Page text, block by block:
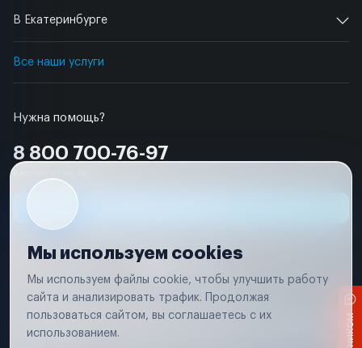
Нужна помощь?
8 800 700-76-97
В Екатеринбурге
Все наши услуги
Условия использования
Вся информация, представленная на сайте, носит исключительно
соответствии с положениями статьи 437 (п. 2) Гражданского кодекса
Мы используем cookies
Мы используем файлы cookie, чтобы улучшить работу
сайта и анализировать трафик. Продолжая
пользоваться сайтом, вы соглашаетесь с их
использованием.